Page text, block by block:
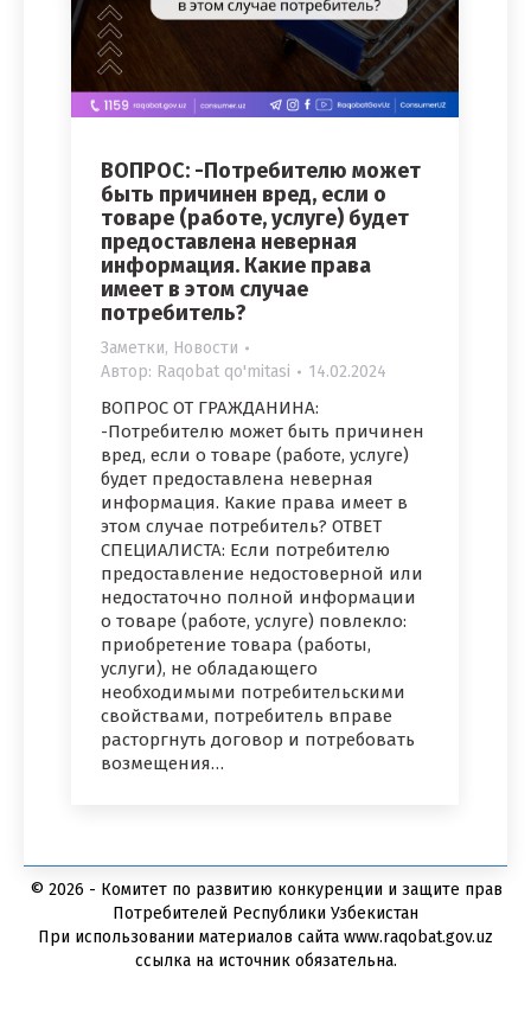
ВОПРОС: -Потребителю может
быть причинен вред, если о
товаре (работе, услуге) будет
предоставлена неверная
информация. Какие права
имеет в этом случае
потребитель?
Заметки, Новости
Автор: Raqobat qo'mitasi 14.02.2024
ВОПРОС ОТ ГРАЖДАНИНА:
-Потребителю может быть причинен
вред, если о товаре (работе, услуге)
будет предоставлена неверная
информация. Какие права имеет в
этом случае потребитель? ОТВЕТ
СПЕЦИАЛИСТА: Если потребителю
предоставление недостоверной или
недостаточно полной информации
о товаре (работе, услуге) повлекло:
приобретение товара (работы,
услуги), не обладающего
необходимыми потребительскими
свойствами, потребитель вправе
расторгнуть договор и потребовать
возмещения…
© 2026 - Комитет по развитию конкуренции и защите прав
Потребителей Республики Узбекистан
При использовании материалов сайта www.raqobat.gov.uz
ссылка на источник обязательна.